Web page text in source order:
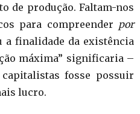
de produção. Faltam-nos
para compreender por
finalidade da existência
máxima” significaria –
fosse possuir
lucro.